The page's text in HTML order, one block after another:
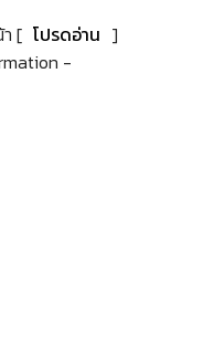
[ โปรดอ่าน ]
-